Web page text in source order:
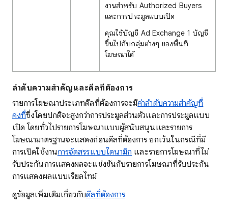
งานสำหรับ Authorized Buyers
และการประมูลแบบเปิด
คุณใช้บัญชี Ad Exchange 1 บัญชี
ขึ้นไปกับกลุ่มต่างๆ ของพื้นที่
โฆษณาได้
ลำดับความสำคัญและดีลที่ต้องการ
รายการโฆษณาประเภทดีลที่ต้องการจะมีค่าลำดับความสำคัญที่
คงที่ซึ่งโดยปกติจะสูงกว่าการประมูลส่วนตัวและการประมูลแบบ
เปิด โดยทั่วไปรายการโฆษณาแบบผู้สนับสนุนและรายการ
โฆษณามาตรฐานจะแสดงก่อนดีลที่ต้องการ ยกเว้นในกรณีที่มี
การเปิดใช้งานการจัดสรรแบบไดนามิก และรายการโฆษณาที่ไม่
รับประกันการแสดงผลจะแข่งขันกับรายการโฆษณาที่รับประกัน
การแสดงผลแบบเรียลไทม์
ดูข้อมูลเพิ่มเติมเกี่ยวกับดีลที่ต้องการ